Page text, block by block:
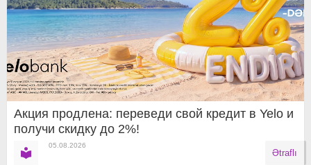
Акция продлена: переведи свой кредит в Yelo и
получи скидку до 2%!
05.08.2026
Ətraflı